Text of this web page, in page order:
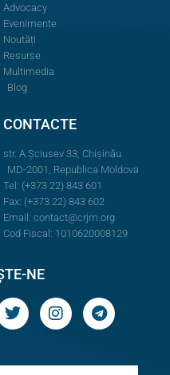
Advocacy
Evenimente
Noutăți
Resurse
Multimedia
Blog
CONTACTE
str. A.Şciusev 33, Chișinău
MD-2001, Republica Moldova
Tel: (+373 22) 843 601
Fax: (+373 22) 843 602
Email: contact@crjm.org
Cod Fiscal: 1010620008129
NE